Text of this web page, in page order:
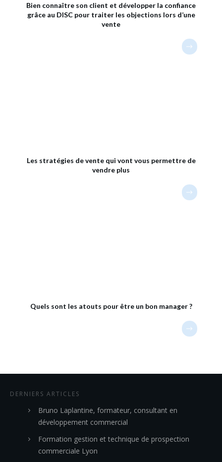
Bien connaître son client et développer la confiance
grâce au DISC pour traiter les objections lors d’une
vente
Les stratégies de vente qui vont vous permettre de
vendre plus
Quels sont les atouts pour être un bon manager ?
DERNIERS ARTICLES
Bruno Laplantine, formateur, consultant en
développement commercial
Formation gestion et technique de prospection
commerciale Lyon